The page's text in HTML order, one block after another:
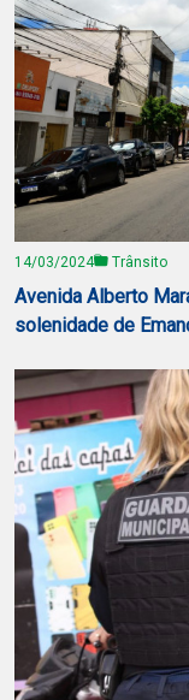
14/03/2024 Trânsito
Avenida Alberto
solenidade de